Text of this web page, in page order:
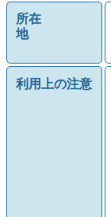
所在
地
利用上の注意